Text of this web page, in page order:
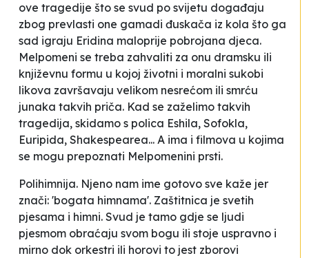
ove tragedije što se svud po svijetu događaju
zbog prevlasti one gamadi đuskača iz kola što ga
sad igraju Eridina maloprije pobrojana djeca.
Melpomeni se treba zahvaliti za onu dramsku ili
književnu formu u kojoj životni i moralni sukobi
likova završavaju velikom nesrećom ili smrću
junaka takvih priča. Kad se zaželimo takvih
tragedija, skidamo s polica Eshila, Sofokla,
Euripida, Shakespearea... A ima i filmova u kojima
se mogu prepoznati Melpomenini prsti.
Polihimnija. Njeno nam ime gotovo sve kaže jer
znači: 'bogata himnama'. Zaštitnica je svetih
pjesama i himni. Svud je tamo gdje se ljudi
pjesmom obraćaju svom bogu ili stoje uspravno i
mirno dok orkestri ili horovi to jest zborovi